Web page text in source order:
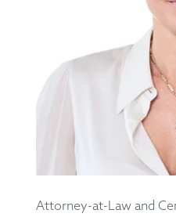
Attorney-at-Law and